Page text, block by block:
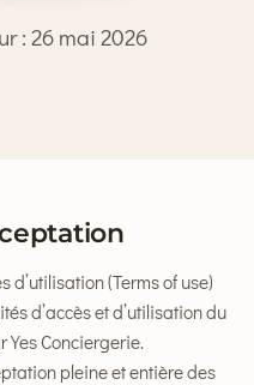
: 26 mai 2026
d’utilisation (Terms of use)
d’accès et d’utilisation du
Yes Conciergerie.
pleine et entière des